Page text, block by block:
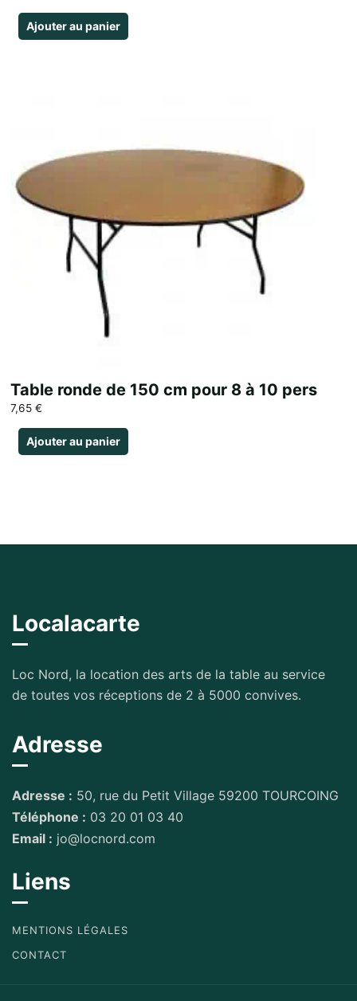
Ajouter au panier
Table ronde de 150 cm pour 8 à 10 pers
7,65 €
Ajouter au panier
Localacarte
Loc Nord, la location des arts de la table au service
de toutes vos réceptions de 2 à 5000 convives.
Adresse
Adresse : 50, rue du Petit Village 59200 TOURCOING
Téléphone : 03 20 01 03 40
Email : jo@locnord.com
Liens
MENTIONS LÉGALES
CONTACT